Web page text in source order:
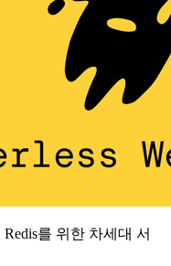
를 위한 차세대 서